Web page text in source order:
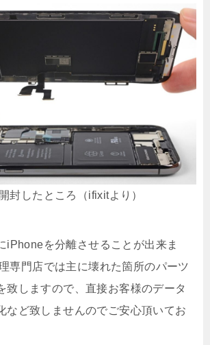
封したところ（ifixitより）
を分離させることが出来ま
専門店では主に壊れた箇所のパーツ
致しますので、直接お客様のデータ
など致しませんのでご安心頂いてお